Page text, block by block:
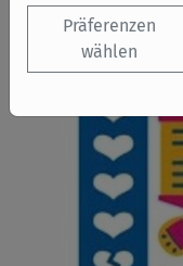
Präferenzen
wählen